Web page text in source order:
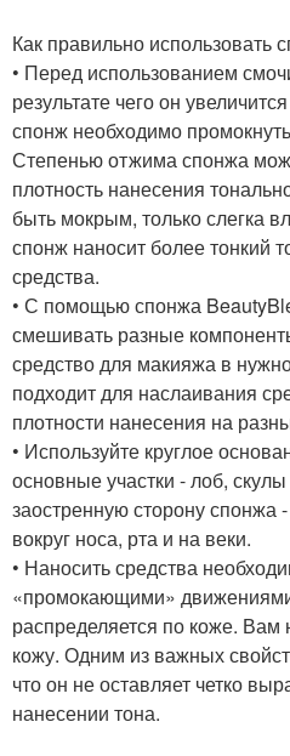
Как правильно использовать
• Перед использованием
результате чего он
спонж необходимо
Степенью отжима спонжа
плотность нанесения
быть мокрым, только слегка
спонж наносит более тонкий
средства.
• С помощью спонжа
смешивать разные
средство для макияжа в
подходит для наслаивания
плотности нанесения на
• Используйте круглое
основные участки - лоб,
заостренную сторону спонжа
вокруг носа, рта и на веки.
• Наносить средства
«промокающими»
распределяется по коже. Вам
кожу. Одним из важных
что он не оставляет четко
нанесении тона.